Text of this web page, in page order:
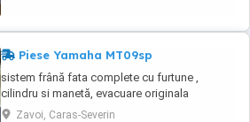
Piese Yamaha MT09sp
sistem frână fata complete cu furtune ,
cilindru si manetă, evacuare originala
completa, stop spate complet.
Zavoi, Caras-Severin